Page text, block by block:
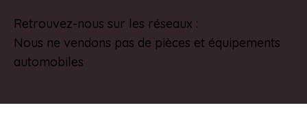
v
e
:
Retrouvez-nous sur les réseaux :
Nous ne vendons pas de pièces et équipements
automobiles